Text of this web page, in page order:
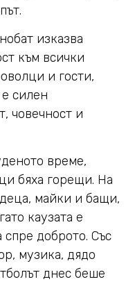
изказва
към всички
и гости,
е силен
човечност и
време,
бяха горещи. На
майки и бащи,
каузата е
доброто. Със
музика, дядо
днес беше